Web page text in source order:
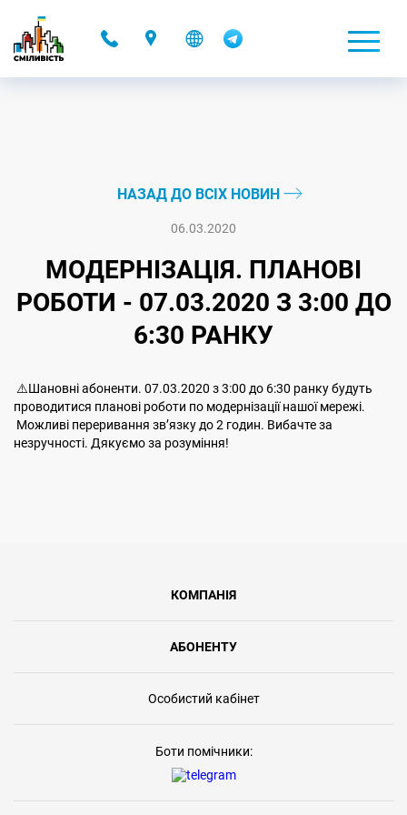
НАЗАД ДО ВСІХ НОВИН
06.03.2020
МОДЕРНІЗАЦІЯ. ПЛАНОВІ
РОБОТИ - 07.03.2020 З 3:00 ДО
6:30 РАНКУ
⚠️Шановні абоненти. 07.03.2020 з 3:00 до 6:30 ранку будуть
проводитися планові роботи по модернізації нашої мережі.
Можливі переривання звʼязку до 2 годин. Вибачте за
незручності. Дякуємо за розуміння!
КОМПАНІЯ
АБОНЕНТУ
Особистий кабінет
Боти помічники: